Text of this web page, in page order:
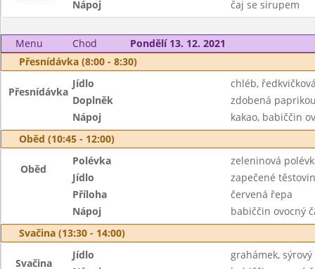
Nápoj
čaj se sirupem
Menu Chod
Pondělí 13. 12. 2021
Přesnídávka (8:00 - 8:30)
Přesnídávka
Jídlo
chléb,
Doplněk
zdobená
Nápoj
kakao, babiččin
Oběd (10:45 - 12:00)
Oběd
Polévka
zeleninová
Jídlo
zapečené
Příloha
červená řepa
Nápoj
babiččin ovocný
Svačina (13:30 - 14:00)
Svačina
Jídlo
grahámek,